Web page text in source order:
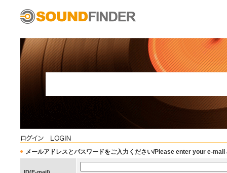
メールアドレスとパスワードをご入力ください/Please enter your e-